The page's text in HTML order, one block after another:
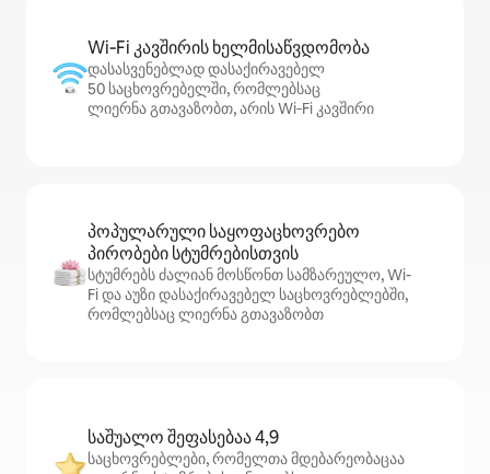
Wi‑Fi კავშირის ხელმისაწვდომობა
დასასვენებლად დასაქირავებელ
50 საცხოვრებელში, რომლებსაც
ლიერნა გთავაზობთ, არის Wi‑Fi კავშირი
პოპულარული საყოფაცხოვრებო
პირობები სტუმრებისთვის
სტუმრებს ძალიან მოსწონთ სამზარეულო, Wi-
Fi და აუზი დასაქირავებელ საცხოვრებლებში,
რომლებსაც ლიერნა გთავაზობთ
საშუალო შეფასებაა 4,9
საცხოვრებლები, რომელთა მდებარეობაცაა